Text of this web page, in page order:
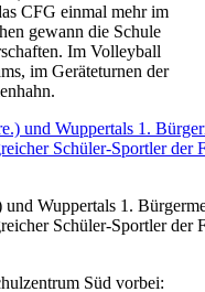
CFG einmal mehr im
gewann die Schule
Im Volleyball
im Geräteturnen der
Wuppertals 1.
Schüler-Sportler der
Süd vorbei: